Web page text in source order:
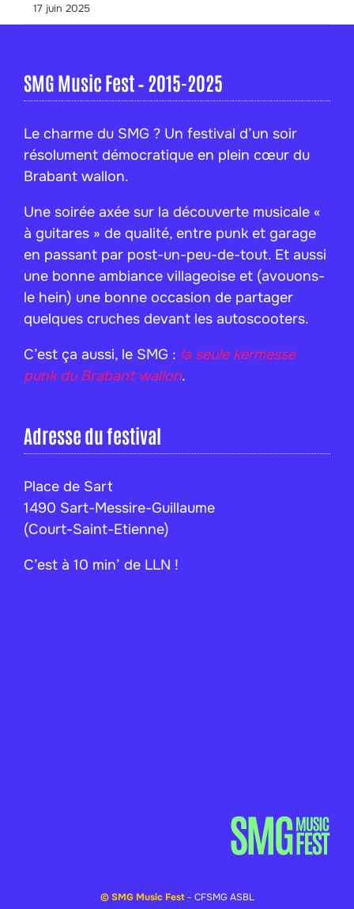
17 juin 2025
SMG Music Fest – 2015-2025
Le charme du SMG ? Un festival d’un soir
résolument démocratique en plein cœur du
Brabant wallon.
Une soirée axée sur la découverte musicale «
à guitares » de qualité, entre punk et garage
en passant par post-un-peu-de-tout. Et aussi
une bonne ambiance villageoise et (avouons-
le hein) une bonne occasion de partager
quelques cruches devant les autoscooters.
C’est ça aussi, le SMG : la seule kermesse
punk du Brabant wallon.
Adresse du festival
Place de Sart
1490 Sart-Messire-Guillaume
(Court-Saint-Etienne)
C’est à 10 min’ de LLN !
© SMG Music Fest– CFSMG ASBL